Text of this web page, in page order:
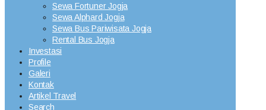
Sewa Fortuner Jogja
Sewa Alphard Jogja
Sewa Bus Pariwisata Jogja
Rental Bus Jogja
Investasi
Profile
Galeri
Kontak
Artikel Travel
Search